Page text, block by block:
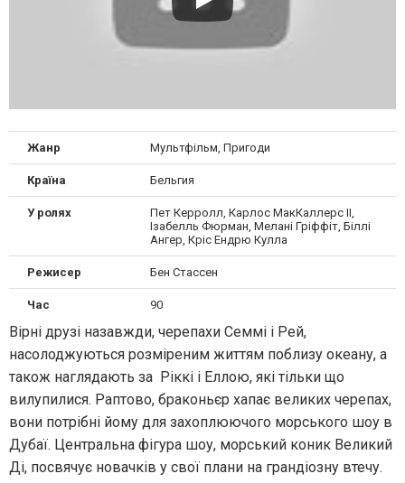
Жанр Мультфільм, Пригоди
Країна Бельгия
У ролях
Пет Керролл, Карлос МакКаллерс II,
Ізабелль Фюрман, Мелані Гріффіт, Біллі
Ангер, Кріс Ендрю Кулла
Режисер Бен Стассен
Час 90
Вірні друзі назавжди, черепахи Семмі і Рей,
насолоджуються розміреним життям поблизу океану, а
також наглядають за Ріккі і Еллою, які тільки що
вилупилися. Раптово, браконьєр хапає великих черепах,
вони потрібні йому для захоплюючого морського шоу в
Дубаї. Центральна фігура шоу, морський коник Великий
Ді, посвячує новачків у свої плани на грандіозну втечу.